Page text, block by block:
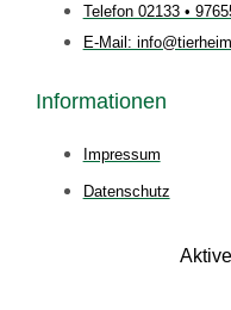
Telefon 02133 •
E-Mail:
Informationen
Impressum
Datenschutz